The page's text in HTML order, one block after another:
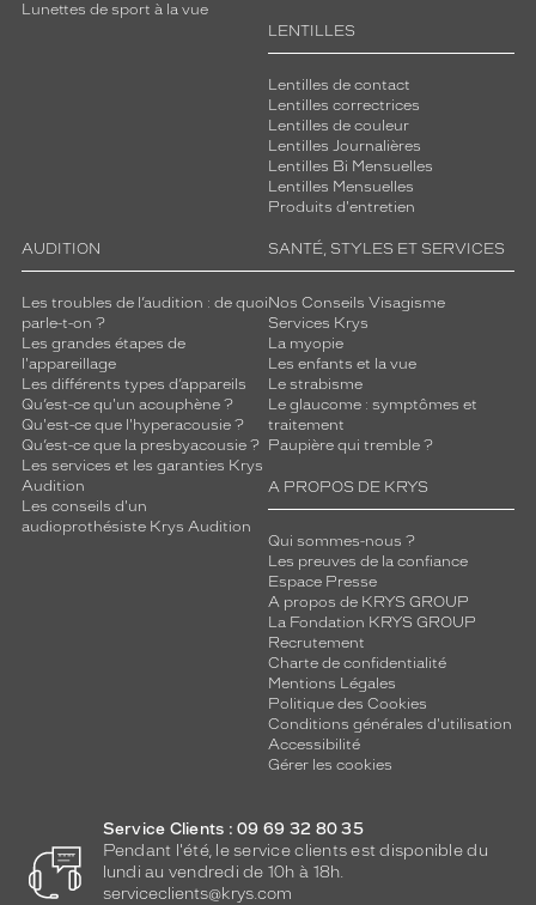
Lunettes de sport à la vue
LENTILLES
Lentilles de contact
Lentilles correctrices
Lentilles de couleur
Lentilles Journalières
Lentilles Bi Mensuelles
Lentilles Mensuelles
Produits d'entretien
AUDITION
Les troubles de l’audition : de quoi
parle-t-on ?
Les grandes étapes de
l'appareillage
Les différents types d’appareils
Qu’est-ce qu'un acouphène ?
Qu'est-ce que l'hyperacousie ?
Qu’est-ce que la presbyacousie ?
Les services et les garanties Krys
Audition
Les conseils d'un
audioprothésiste Krys Audition
SANTÉ, STYLES ET SERVICES
Nos Conseils Visagisme
Services Krys
La myopie
Les enfants et la vue
Le strabisme
Le glaucome : symptômes et
traitement
Paupière qui tremble ?
A PROPOS DE KRYS
Qui sommes-nous ?
Les preuves de la confiance
Espace Presse
A propos de KRYS GROUP
La Fondation KRYS GROUP
Recrutement
Charte de confidentialité
Mentions Légales
Politique des Cookies
Conditions générales d'utilisation
Accessibilité
Gérer les cookies
Service Clients : 09 69 32 80 35
Pendant l'été, le service clients est disponible du
lundi au vendredi de 10h à 18h.
serviceclients@krys.com